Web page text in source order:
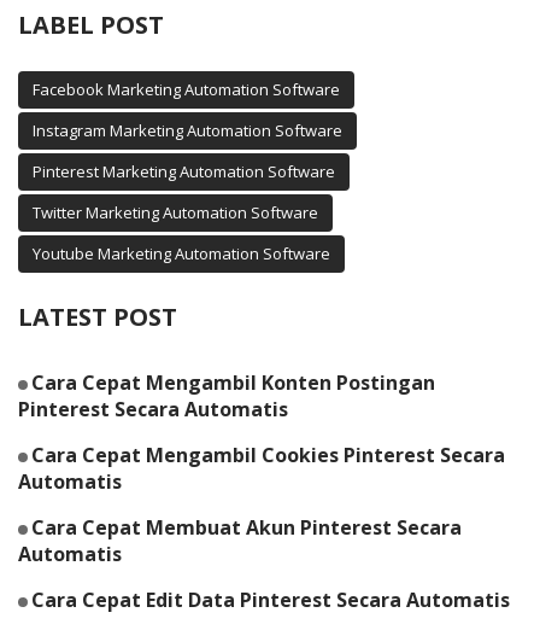
LABEL POST
Facebook Marketing Automation Software
Instagram Marketing Automation Software
Pinterest Marketing Automation Software
Twitter Marketing Automation Software
Youtube Marketing Automation Software
LATEST POST
Cara Cepat Mengambil Konten Postingan
Pinterest Secara Automatis
Cara Cepat Mengambil Cookies Pinterest Secara
Automatis
Cara Cepat Membuat Akun Pinterest Secara
Automatis
Cara Cepat Edit Data Pinterest Secara Automatis